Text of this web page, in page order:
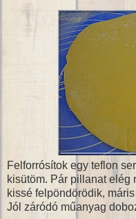
Felforrósítok egy teflon
kisütöm. Pár pillanat elég
kissé felpöndörödik,
Jól záródó műanyag